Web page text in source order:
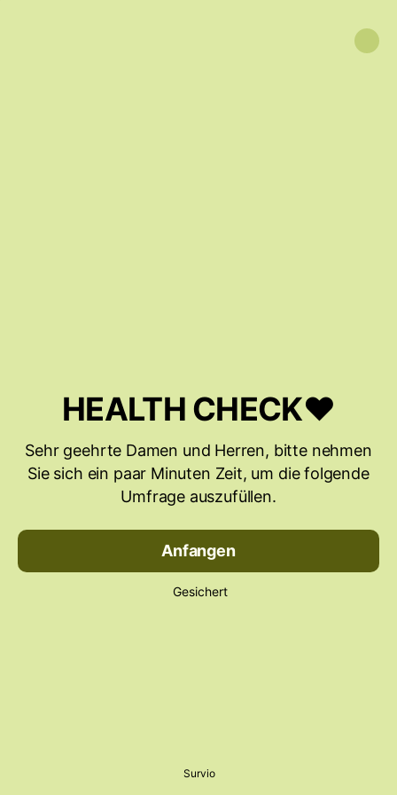
HEALTH CHECK❤️
Sehr geehrte Damen und Herren, bitte nehmen
Sie sich ein paar Minuten Zeit, um die folgende
Umfrage auszufüllen.
Anfangen
Gesichert
Survio